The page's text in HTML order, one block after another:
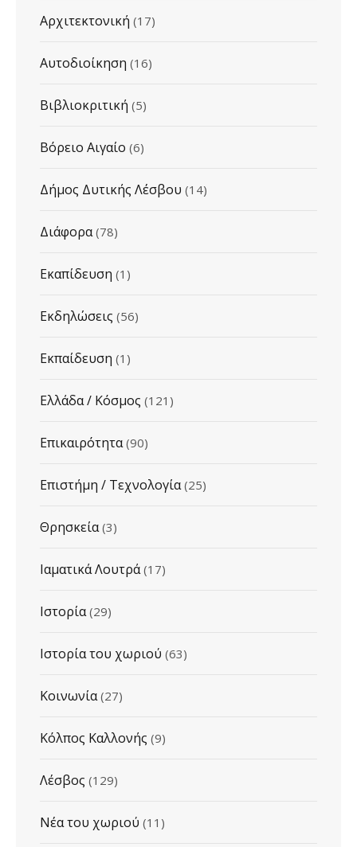
Αρχιτεκτονική (17)
Αυτοδιοίκηση (16)
Βιβλιοκριτική (5)
Βόρειο Αιγαίο (6)
Δήμος Δυτικής Λέσβου (14)
Διάφορα (78)
Εκαπίδευση (1)
Εκδηλώσεις (56)
Εκπαίδευση (1)
Ελλάδα / Κόσμος (121)
Επικαιρότητα (90)
Επιστήμη / Τεχνολογία (25)
Θρησκεία (3)
Ιαματικά Λουτρά (17)
Ιστορία (29)
Ιστορία του χωριού (63)
Κοινωνία (27)
Κόλπος Καλλονής (9)
Λέσβος (129)
Νέα του χωριού (11)